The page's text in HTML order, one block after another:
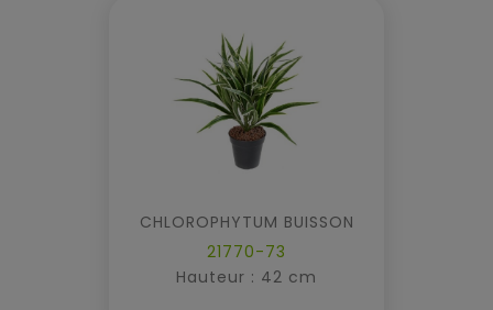
CHLOROPHYTUM BUISSON
21770-73
Hauteur : 42 cm